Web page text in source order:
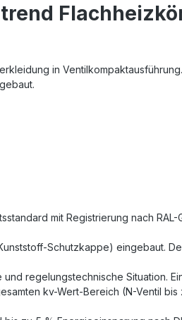
in Ventilkompaktausführung.
mit Registrierung nach RAL-
Schutzkappe) eingebaut.
regelungstechnische Situation.
kv-Wert-Bereich (N-Ventil bis